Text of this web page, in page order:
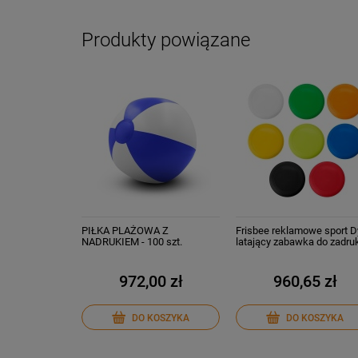
Produkty powiązane
PIŁKA PLAŻOWA Z
NADRUKIEM - 100 szt.
972,00 zł
DO KOSZYKA
Frisbee reklamowe sport
latający zabawka do
960,65 zł
DO KOSZYKA